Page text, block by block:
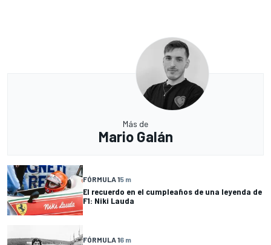
Más de
Mario Galán
FÓRMULA 15 m
El recuerdo en el cumpleaños de una leyenda de
F1: Niki Lauda
FÓRMULA 16 m